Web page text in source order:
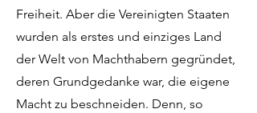
Freiheit. Aber die Vereinigten Staaten
wurden als erstes und einziges Land
der Welt von Machthabern gegründet,
deren Grundgedanke war, die eigene
Macht zu beschneiden. Denn, so